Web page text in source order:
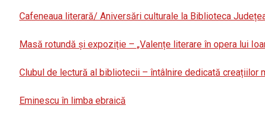
Cafeneaua literară/ Aniversări culturale la Biblioteca
Masă rotundă și expoziție – „Valențe literare în opera lui
Clubul de lectură al bibliotecii – întâlnire dedicată creațiilor
Eminescu în limba ebraică